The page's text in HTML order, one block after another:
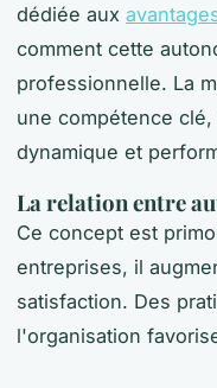
dédiée aux
comment cette
professionnelle. La
une compétence
dynamique et
La relation entre
Ce concept est
entreprises, il
satisfaction. Des
l'organisation